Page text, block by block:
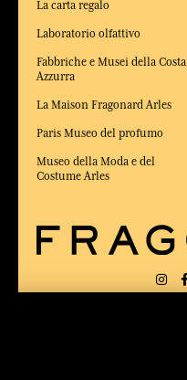
La carta regalo
Laboratorio olfattivo
Fabbriche e Musei della Costa
Azzurra
La Maison Fragonard Arles
Paris Museo del profumo
Museo della Moda e del
Costume Arles